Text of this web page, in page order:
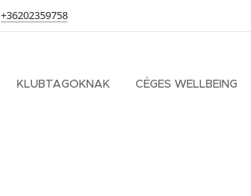
+36202359758
KLUBTAGOKNAK CÉGES WELLBEING